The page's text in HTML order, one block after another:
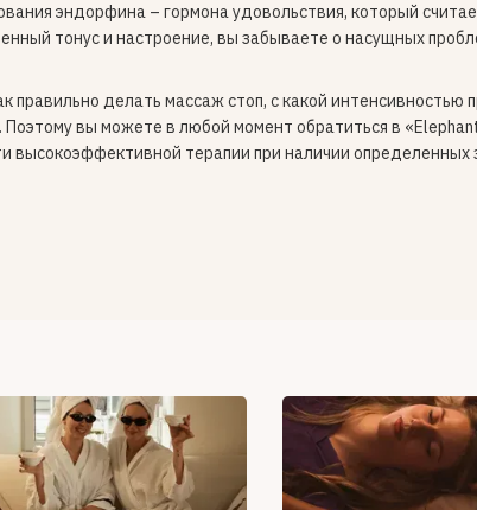
эндорфина – гормона удовольствия, который
тонус и настроение, вы забываете о насущных
правильно делать массаж стоп, с какой интенсивностью
Поэтому вы можете в любой момент обратиться в
высокоэффективной терапии при наличии определенных